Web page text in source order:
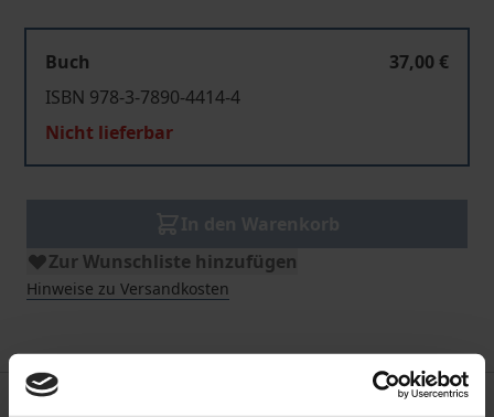
Buch
37,00 €
ISBN 978-3-7890-4414-4
Nicht lieferbar
Zur Wunschliste hinzufügen
Hinweise zu Versandkosten
Beschreibung